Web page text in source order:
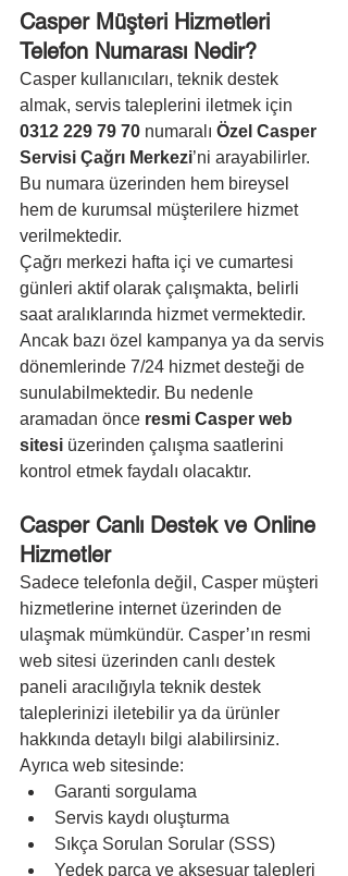
Casper Müşteri Hizmetleri
Telefon Numarası Nedir?
Casper kullanıcıları, teknik destek
almak, servis taleplerini iletmek için
0312 229 79 70 numaralı Özel Casper
Servisi Çağrı Merkezi’ni arayabilirler.
Bu numara üzerinden hem bireysel
hem de kurumsal müşterilere hizmet
verilmektedir.
Çağrı merkezi hafta içi ve cumartesi
günleri aktif olarak çalışmakta, belirli
saat aralıklarında hizmet vermektedir.
Ancak bazı özel kampanya ya da servis
dönemlerinde 7/24 hizmet desteği de
sunulabilmektedir. Bu nedenle
aramadan önce resmi Casper web
sitesi üzerinden çalışma saatlerini
kontrol etmek faydalı olacaktır.
Casper Canlı Destek ve Online
Hizmetler
Sadece telefonla değil, Casper müşteri
hizmetlerine internet üzerinden de
ulaşmak mümkündür. Casper’ın resmi
web sitesi üzerinden canlı destek
paneli aracılığıyla teknik destek
taleplerinizi iletebilir ya da ürünler
hakkında detaylı bilgi alabilirsiniz.
Ayrıca web sitesinde:
Garanti sorgulama
Servis kaydı oluşturma
Sıkça Sorulan Sorular (SSS)
Yedek parça ve aksesuar talepleri